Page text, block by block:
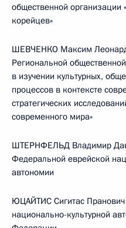
общественной
корейцев»
ШЕВЧЕНКО Максим
Региональной
в изучении культурных,
процессов в контексте
стратегических
современного мира»
ШТЕРНФЕЛЬД Владимир
Федеральной еврейской
автономии
ЮЦАЙТИС Сигитас
национально-культурной